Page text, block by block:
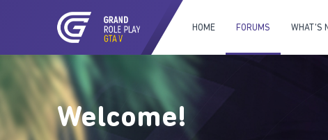
HOME FORUMS WHAT'S
Welcome!